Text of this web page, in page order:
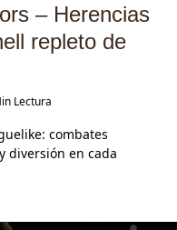
– Herencias
repleto de
Lectura
combates
diversión en cada